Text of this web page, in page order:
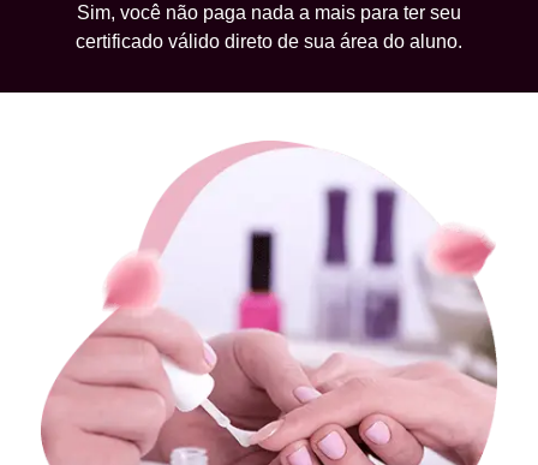
Sim, você não paga nada a mais para ter seu
certificado válido direto de sua área do aluno.